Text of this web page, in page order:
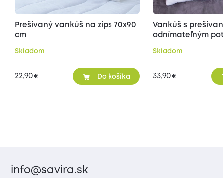
Prešívaný vankúš na zips 70x90
cm
Skladom
22,90€ Do košíka
Vankúš s
odnímateľným
Skladom
33,90€
info@savira.sk